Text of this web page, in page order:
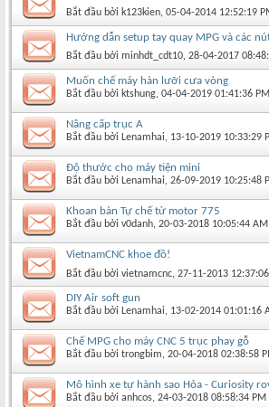
Bắt đầu bởi k123kien‎, 05-04-2014 12:52:19
Hướng dẫn setup tay quay MPG và các
Bắt đầu bởi minhdt_cdt10‎, 28-04-2017
Muốn chế máy hàn lưỡi cưa vòng
Bắt đầu bởi ktshung‎, 04-04-2019 01:41:36 PM
Nâng cấp trục A
Bắt đầu bởi Lenamhai‎, 13-10-2019 10:33:29
Độ thước cho máy tiện mini
Bắt đầu bởi Lenamhai‎, 26-09-2019 10:25:48
Khoan bàn Tự chế từ motor 775
Bắt đầu bởi v0danh‎, 20-03-2018 10:05:44 AM
VietnamCNC khoe đồ!
Bắt đầu bởi vietnamcnc‎, 27-11-2013
DIY Air soft gun
Bắt đầu bởi Lenamhai‎, 13-02-2014 01:01:16
Chế MPG cho máy CNC 5 trục phay gỗ
Bắt đầu bởi trongbim‎, 20-04-2018 02:38:58
Mô hình xe tự hành sao Hỏa - Curiosity
Bắt đầu bởi anhcos‎, 24-03-2018 08:58:34 PM